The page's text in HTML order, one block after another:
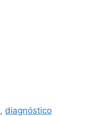
, diagnóstico